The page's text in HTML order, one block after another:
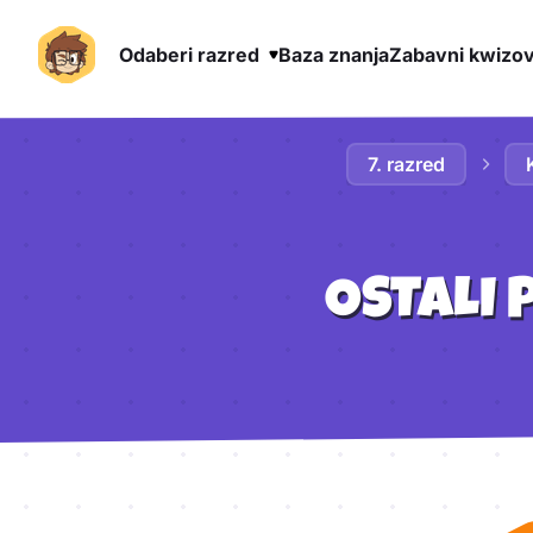
Odaberi razred Baza znanjaZabavni
7. razred
OSTALI